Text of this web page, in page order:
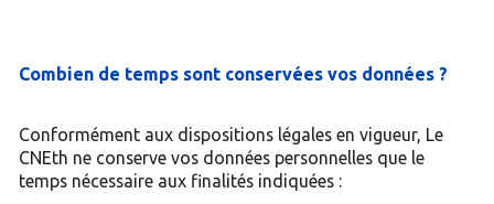
Combien de temps sont conservées vos données ?
Conformément aux dispositions légales en vigueur, Le
CNEth ne conserve vos données personnelles que le
temps nécessaire aux finalités indiquées :